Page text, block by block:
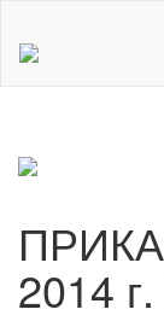
2014